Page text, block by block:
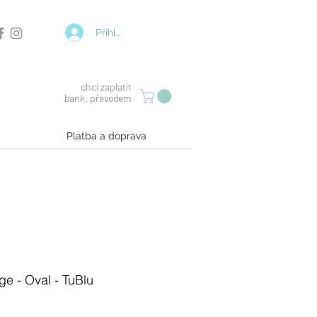
Přihlásit se
chci zaplatit
bank. převodem
Platba a doprava
- Oval - TuBlu